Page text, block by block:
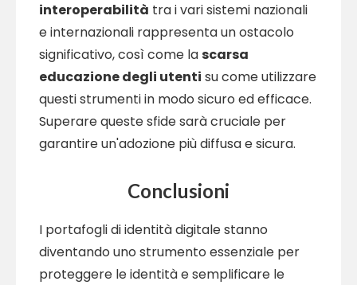
interoperabilità tra i vari sistemi nazionali
e internazionali rappresenta un ostacolo
significativo, così come lascarsa
educazione degli utenti su come utilizzare
questi strumenti in modo sicuro ed efficace.
Superare queste sfide sarà cruciale per
garantire un'adozione più diffusa e sicura.
Conclusioni
I portafogli di identità digitale stanno
diventando uno strumento essenziale per
proteggere le identità e semplificare le